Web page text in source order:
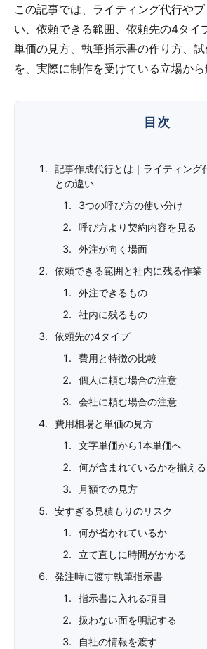
この記事では、ライティング代行や
い、依頼できる範囲、依頼先の4タイ
単価の見方、執筆指示書の作り方、
を、実際に制作を受けている立場から
記事作成代行とは｜ライティング
との違い
3つの呼び方の使い分け
呼び方より契約内容を見る
外注が向く場面
依頼できる範囲と社内に残る作業
外注できるもの
社内に残るもの
依頼先の4タイプ
費用と特徴の比較
個人に頼む場合の注意
会社に頼む場合の注意
費用相場と単価の見方
文字単価から1本単価へ
何が含まれているかを揃える
月額での見方
安すぎる見積もりのリスク
何が省かれているか
立て直しに時間がかかる
発注時に渡す執筆指示書
指示書に入れる項目
扱わない面を明記する
自社の情報を渡す